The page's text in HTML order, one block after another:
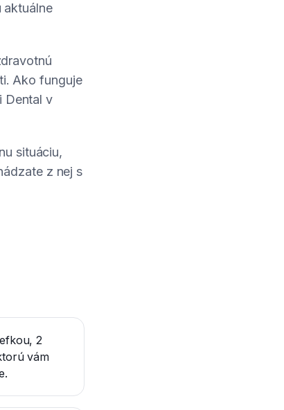
aktuálne
Ako funguje
Dental v
situáciu,
z nej s
2
vám